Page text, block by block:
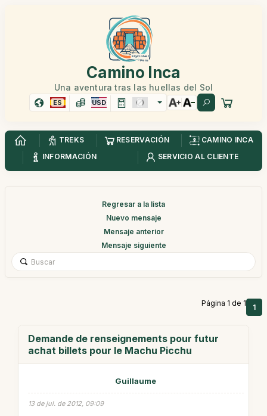
Camino Inca
Una aventura tras las huellas del Sol
ES USD
TREKS RESERVACIÓN
CAMINO INCA
INFORMACIÓN
SERVICIO AL CLIENTE
Regresar a la lista
Nuevo mensaje
Mensaje anterior
Mensaje siguiente
Página 1 de 1 1
Demande de renseignements pour futur
achat billets pour le Machu Picchu
Guillaume
13 de jul. de 2012, 09:09